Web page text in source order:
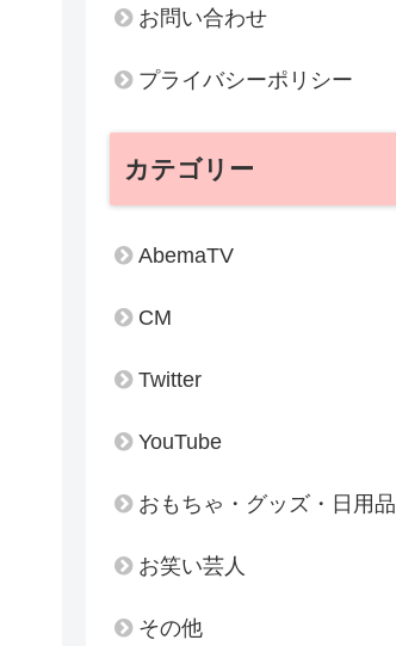
お問い合わせ
プライバシーポリシー
カテゴリー
AbemaTV
CM
Twitter
YouTube
おもちゃ・グッズ・日用品
お笑い芸人
その他